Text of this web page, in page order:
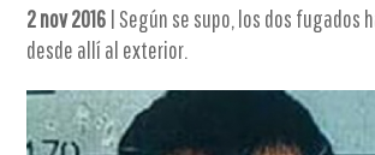
2 nov 2016 | Según se supo, los dos
desde allí al exterior.